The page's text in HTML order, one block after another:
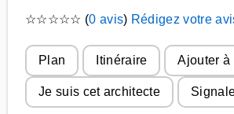
☆☆☆☆☆ (0 avis) Rédigez votre
Plan Itinéraire Ajouter à
Je suis cet architecte